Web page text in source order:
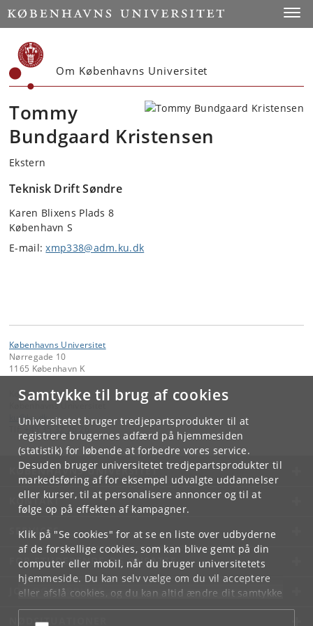
Samtykke til brug af cookies
Universitetet bruger tredjepartsprodukter til at
registrere brugernes adfærd på hjemmesiden
(statistik) for løbende at forbedre vores service.
Desuden bruger universitetet tredjepartsprodukter til
markedsføring af for eksempel udvalgte uddannelser
eller kurser, til at personalisere annoncer og til at
følge op på effekten af kampagner.
Klik på "Se cookies" for at se en liste over udbyderne
af de forskellige cookies, som kan blive gemt på din
computer eller mobil, når du bruger universitetets
hjemmeside. Du kan selv vælge om du vil acceptere
eller afslå cookies, og du kan altid ændre dit samtykke
underCookie- og privatlivspolitiksom du finder i
bunden af hver side.
Start
Om Københavns Universitet
Tommy
Bundgaard Kristensen
Ekstern
Teknisk Drift Søndre
Karen Blixens Plads 8
København S
E-mail:xmp338@adm.ku.dk
Københavns Universitet
Nørregade 10
1165 København K
Kontakt:
Københavns Universitet
@ku.dk
KØBENHAVNS UNIVERSITET
KONTAKT
SERVICES
FOR STUDERENDE OG ANSATTE
JOB OG KARRIERE
NØDSITUATIONER